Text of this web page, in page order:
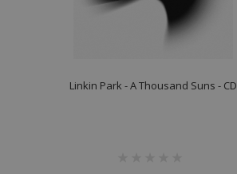
Linkin Park - A Thousand Suns - CD